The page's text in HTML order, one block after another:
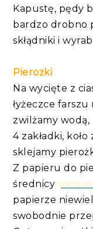
Kapustę, pędy
bardzo drobno
skłądniki i
Pierożki
Na wycięte z
łyżeczce farszu
zwilżamy
4 zakładki, koło
sklejamy
Z papieru do
średnicy
papierze
swobodnie